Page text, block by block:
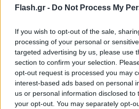
Flash.gr - Do Not Process My
If you wish to opt-out of the sale,
processing of your personal or
targeted advertising by us, please use
section to confirm your selection.
opt-out request is processed you may
interest-based ads based on personal
us or personal information disclosed to
your opt-out. You may separately opt-
Γερμανό κινηματογραφιστή
κυκλοφόρησε το 2012, ο
ακόμη φόνους για τους
ασκήθηκαν ποτέ διώξεις.